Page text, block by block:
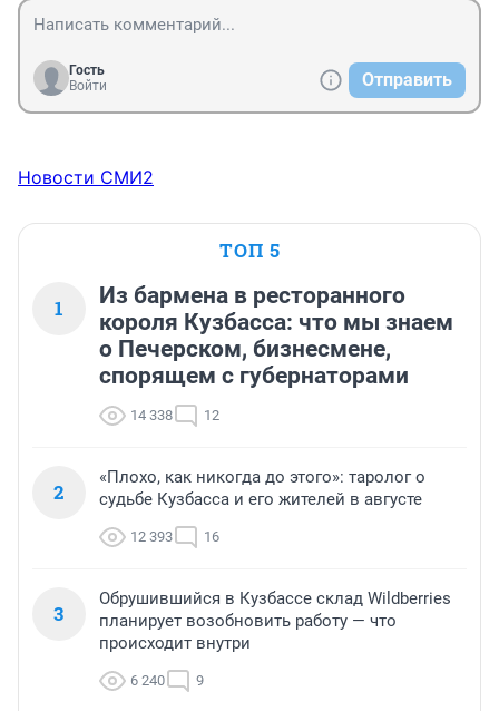
Гость
Войти
Отправить
Новости СМИ2
ТОП 5
1
Из бармена в ресторанного
короля Кузбасса: что мы знаем
о Печерском, бизнесмене,
спорящем с губернаторами
14 338 12
2
«Плохо, как никогда до этого»: таролог о
судьбе Кузбасса и его жителей в августе
12 393 16
3
Обрушившийся в Кузбассе склад Wildberries
планирует возобновить работу — что
происходит внутри
6 240 9